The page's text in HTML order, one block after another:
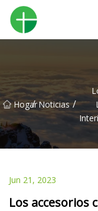
Hogar
/ Noticias /
Jun 21, 2023
Los accesorios